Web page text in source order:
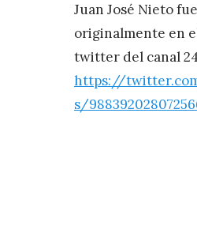
Juan José Nieto
originalmente en
twitter del canal
https://
s/